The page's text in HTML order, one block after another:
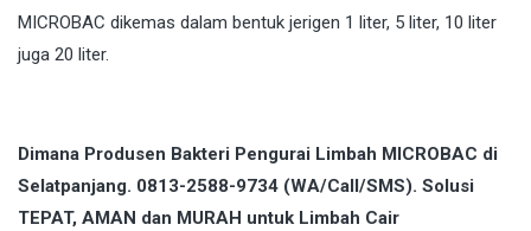
MICROBAC dikemas dalam bentuk jerigen 1 liter, 5 liter, 10 liter
juga 20 liter.
Dimana Produsen Bakteri Pengurai Limbah MICROBAC di
Selatpanjang. 0813-2588-9734 (WA/Call/SMS). Solusi
TEPAT, AMAN dan MURAH untuk Limbah Cair